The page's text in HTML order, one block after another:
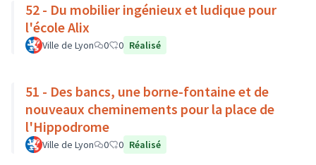
52 - Du mobilier ingénieux et ludique pour
l'école Alix
Ville de Lyon 0 0 Réalisé
51 - Des bancs, une borne-fontaine et de
nouveaux cheminements pour la place de
l'Hippodrome
Ville de Lyon 0 0 Réalisé